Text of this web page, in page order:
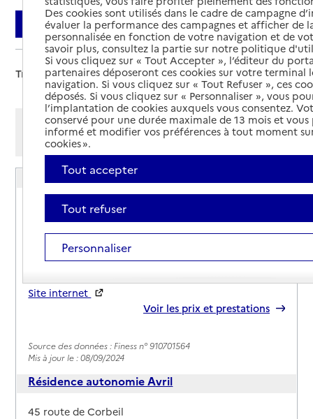
Filtrer
Trier par :
Afficher les résultats par:
Mode liste
Résidence autonomie Automne
Adresse
25 avenue du général de Gaulle
91160-Longjumeau
01 69 74 19 00
Site internet
Voir les prix et prestations
Source des données : Finess n° 910701564
Mis à jour le : 08/09/2024
Résidence autonomie Avril
Adresse
45 route de Corbeil
Des cookies sont utilisés dans le cadre de campagne
évaluer la performance des campagnes et afficher de
personnalisée en fonction de votre navigation et de
savoir plus, consultez la partie sur notre politique
Si vous cliquez sur « Tout Accepter », l’éditeur du
partenaires déposeront ces cookies sur votre terminal
navigation. Si vous cliquez sur « Tout Refuser », ces
déposés. Si vous cliquez sur « Personnaliser », vous
l’implantation de cookies auxquels vous consentez.
conservé pour une durée maximale de 13 mois et
informé et modifier vos préférences à tout moment
cookies ».
Tout accepter
Tout refuser
Personnaliser